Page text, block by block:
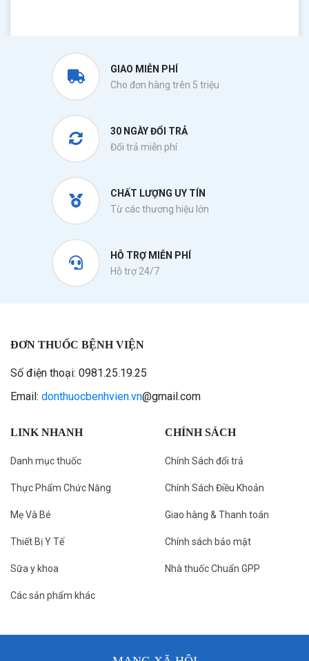
GIAO MIỄN PHÍ
Cho đơn hàng trên 5 triệu
30 NGÀY ĐỔI TRẢ
Đổi trả miễn phí
CHẤT LƯỢNG UY TÍN
Từ các thương hiệu lớn
HỖ TRỢ MIỄN PHÍ
Hỗ trợ 24/7
ĐƠN THUỐC BỆNH VIỆN
Số điện thoại: 0981.25.19.25
Email: donthuocbenhvien.vn@gmail.com
LINK NHANH
Danh mục thuốc
Thực Phẩm Chức Năng
Mẹ Và Bé
Thiết Bị Y Tế
Sữa y khoa
Các sản phẩm khác
CHÍNH SÁCH
Chính Sách đổi trả
Chính Sách Điều Khoản
Giao hàng & Thanh toán
Chính sách bảo mật
Nhà thuốc Chuẩn GPP